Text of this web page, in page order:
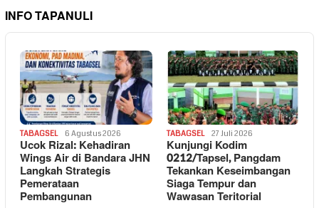
INFO TAPANULI
TABAGSEL 6 Agustus 2026
Ucok Rizal: Kehadiran
Wings Air di Bandara JHN
Langkah Strategis
Pemerataan
Pembangunan
TABAGSEL 27 Juli 2026
Kunjungi Kodim
0212/Tapsel, Pangdam
Tekankan Keseimbangan
Siaga Tempur dan
Wawasan Teritorial